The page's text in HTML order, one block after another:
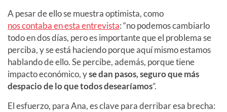
A pesar de ello se muestra optimista, como
nos contaba en esta entrevista: “no podemos cambiarlo
todo en dos días, pero es importante que el problema se
perciba, y se está haciendo porque aquí mismo estamos
hablando de ello. Se percibe, además, porque tiene
impacto económico, yse dan pasos, seguro que más
despacio de lo que todos desearíamos”.
El esfuerzo, para Ana, es clave para derribar esa brecha: